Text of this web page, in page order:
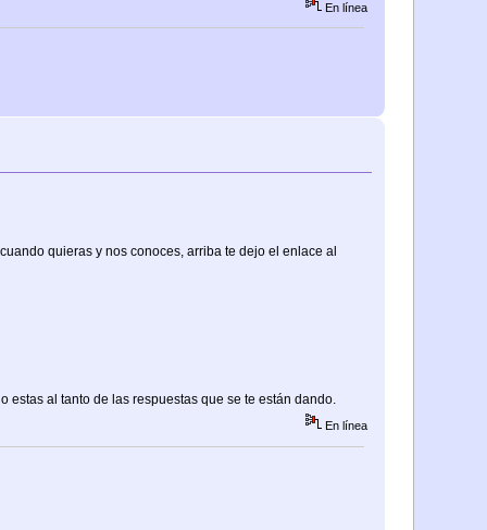
En línea
quieras y nos conoces, arriba te dejo el enlace al
estas al tanto de las respuestas que se te están dando.
En línea